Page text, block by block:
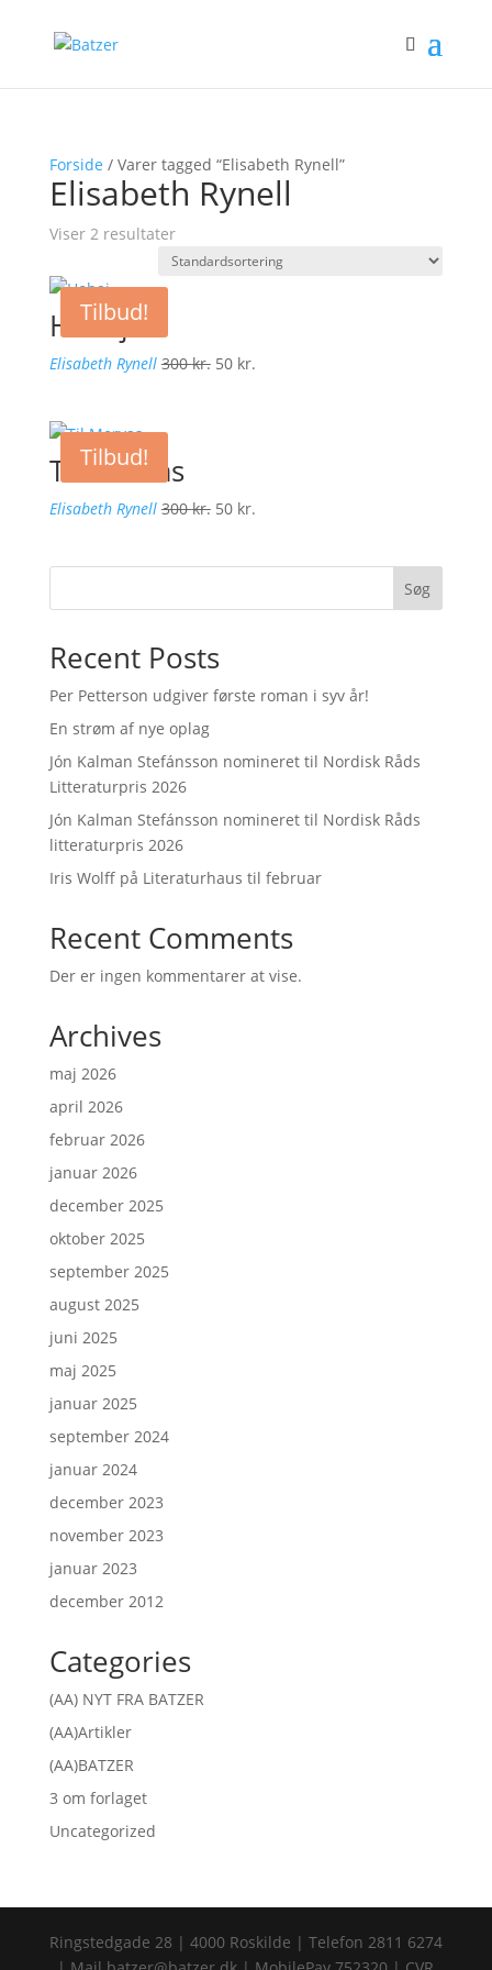
Forside / Varer tagged “Elisabeth Rynell”
Elisabeth Rynell
Viser 2 resultater
Tilbud!
Hohaj
Elisabeth Rynell 300kr. Den
50 kr.Den
Tilbud!
Til Mervas
Elisabeth Rynell 300kr. Den
300 kr..
50 kr.Den
50 kr..
Søg
Recent Posts
Per Petterson udgiver første roman i syv år!
En strøm af nye oplag
Jón Kalman Stefánsson nomineret til Nordisk Råds
Litteraturpris 2026
Jón Kalman Stefánsson nomineret til Nordisk Råds
litteraturpris 2026
Iris Wolff på Literaturhaus til februar
Recent Comments
Der er ingen kommentarer at vise.
Archives
maj 2026
april 2026
februar 2026
januar 2026
december 2025
oktober 2025
september 2025
august 2025
juni 2025
maj 2025
januar 2025
september 2024
januar 2024
december 2023
november 2023
januar 2023
december 2012
Categories
(AA) NYT FRA BATZER
(AA)Artikler
(AA)BATZER
3 om forlaget
Uncategorized
Ringstedgade 28 | 4000 Roskilde | Telefon 2811 6274